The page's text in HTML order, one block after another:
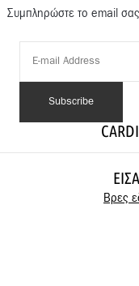
Συμπληρώστε το email
Βρες